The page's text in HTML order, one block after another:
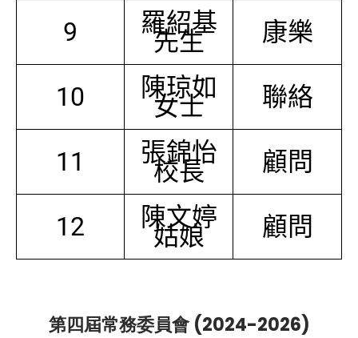
9 羅紹基
先生 康樂
10 陳琼如
女士 聯絡
11 張錦怡
校長 顧問
12 陳文婷
姑娘 顧問
第四屆常務委員會 (2024-2026)